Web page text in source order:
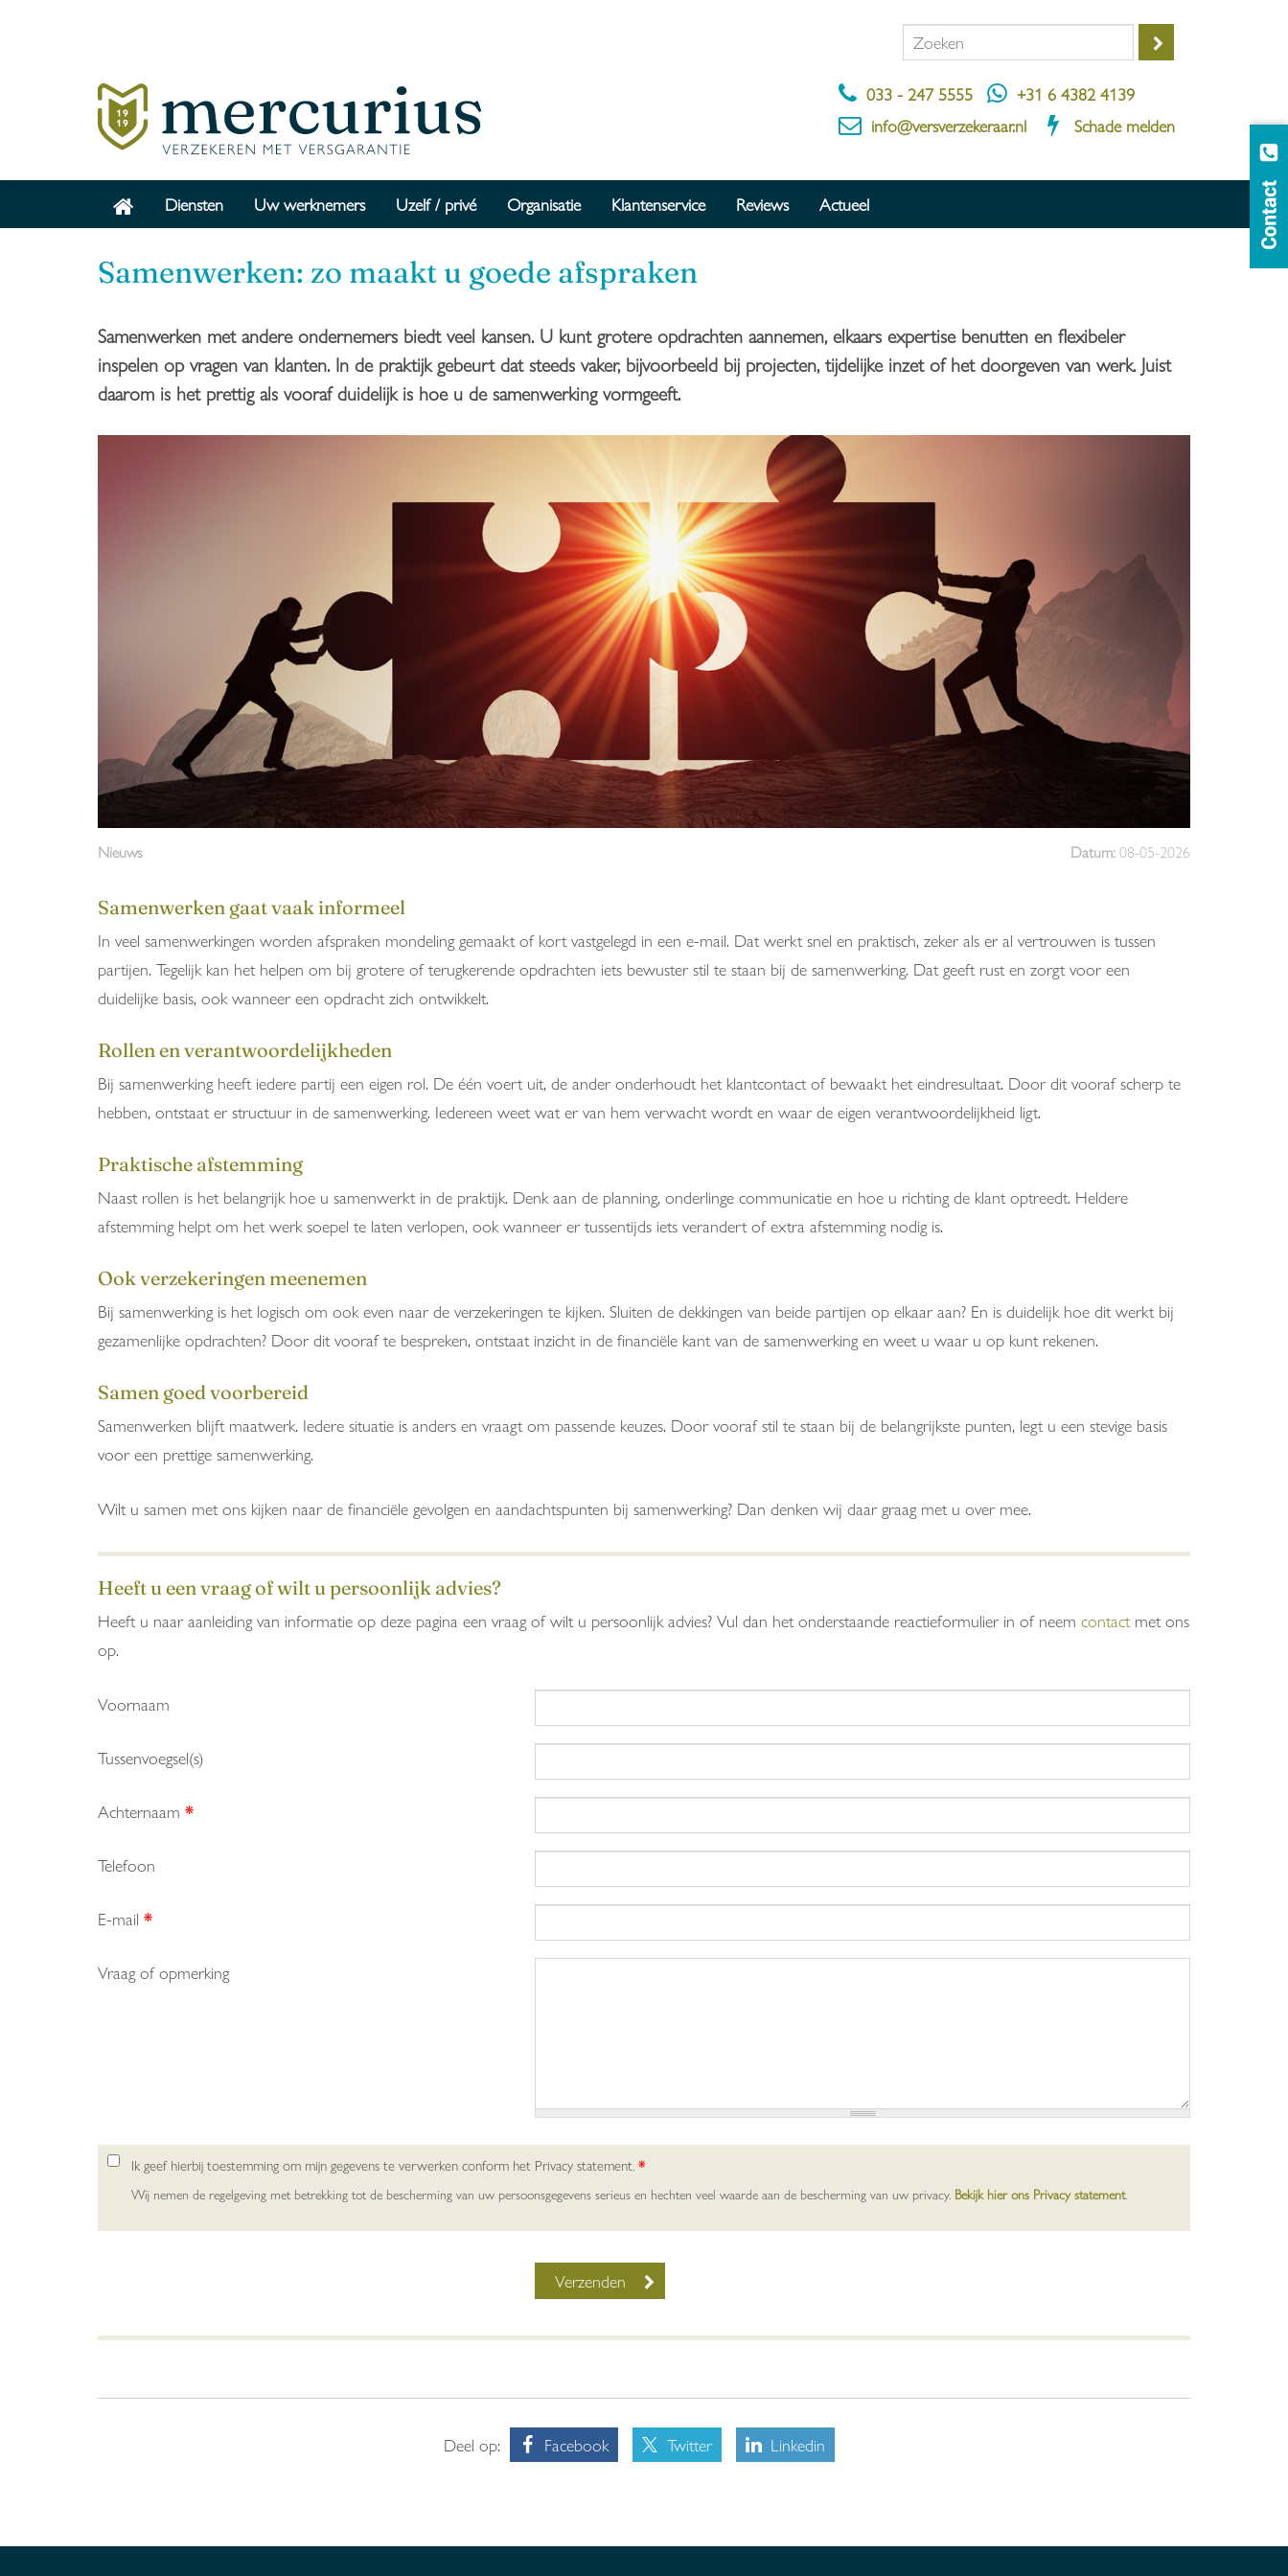
033 - 247 5555
+31 6 4382 4139
info@versverzekeraar.nl
Schade melden
Diensten Uw werknemers Uzelf / privé Organisatie Klantenservice Reviews Actueel
Samenwerken: zo maakt u goede afspraken
Samenwerken met andere ondernemers biedt veel kansen. U kunt grotere opdrachten aannemen, elkaars expertise benutten en flexibeler
inspelen op vragen van klanten. In de praktijk gebeurt dat steeds vaker, bijvoorbeeld bij projecten, tijdelijke inzet of het doorgeven van werk. Juist
daarom is het prettig als vooraf duidelijk is hoe u de samenwerking vormgeeft.
Nieuws Datum:08-05-2026
Samenwerken gaat vaak informeel
In veel samenwerkingen worden afspraken mondeling gemaakt of kort vastgelegd in een e-mail. Dat werkt snel en praktisch, zeker als er al vertrouwen is tussen
partijen. Tegelijk kan het helpen om bij grotere of terugkerende opdrachten iets bewuster stil te staan bij de samenwerking. Dat geeft rust en zorgt voor een
duidelijke basis, ook wanneer een opdracht zich ontwikkelt.
Rollen en verantwoordelijkheden
Bij samenwerking heeft iedere partij een eigen rol. De één voert uit, de ander onderhoudt het klantcontact of bewaakt het eindresultaat. Door dit vooraf scherp te
hebben, ontstaat er structuur in de samenwerking. Iedereen weet wat er van hem verwacht wordt en waar de eigen verantwoordelijkheid ligt.
Praktische afstemming
Naast rollen is het belangrijk hoe u samenwerkt in de praktijk. Denk aan de planning, onderlinge communicatie en hoe u richting de klant optreedt. Heldere
afstemming helpt om het werk soepel te laten verlopen, ook wanneer er tussentijds iets verandert of extra afstemming nodig is.
Ook verzekeringen meenemen
Bij samenwerking is het logisch om ook even naar de verzekeringen te kijken. Sluiten de dekkingen van beide partijen op elkaar aan? En is duidelijk hoe dit werkt bij
gezamenlijke opdrachten? Door dit vooraf te bespreken, ontstaat inzicht in de financiële kant van de samenwerking en weet u waar u op kunt rekenen.
Samen goed voorbereid
Samenwerken blijft maatwerk. Iedere situatie is anders en vraagt om passende keuzes. Door vooraf stil te staan bij de belangrijkste punten, legt u een stevige basis
voor een prettige samenwerking.
Wilt u samen met ons kijken naar de financiële gevolgen en aandachtspunten bij samenwerking? Dan denken wij daar graag met u over mee.
Heeft u een vraag of wilt u persoonlijk advies?
Heeft u naar aanleiding van informatie op deze pagina een vraag of wilt u persoonlijk advies? Vul dan het onderstaande reactieformulier in of neem contact met ons
op.
Voornaam
Tussenvoegsel(s)
Achternaam *
Telefoon
E-mail *
Vraag of opmerking
Ik geef hierbij toestemming om mijn gegevens te verwerken conform het Privacy statement.*
Wij nemen de regelgeving met betrekking tot de bescherming van uw persoonsgegevens serieus en hechten veel waarde aan de bescherming van uw privacy. Bekijk hier ons Privacy statement.
Deel op: Facebook Twitter Linkedin